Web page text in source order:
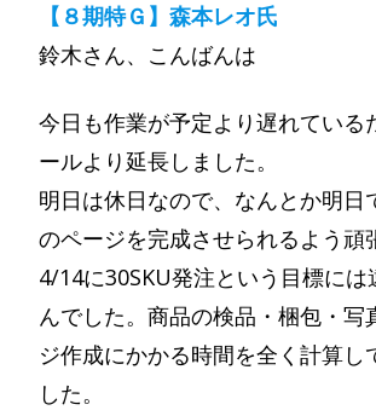
【８期特Ｇ】森本レオ氏
鈴木さん、こんばんは
今日も作業が予定より遅れている
ールより延長しました。
明日は休日なので、なんとか明日
のページを完成させられるよう頑
4/14に30SKU発注という目標には
んでした。商品の検品・梱包・写
ジ作成にかかる時間を全く計算し
した。